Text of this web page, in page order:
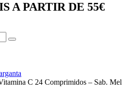
A PARTIR DE 55€
C 24 Comprimidos – Sab. Mel